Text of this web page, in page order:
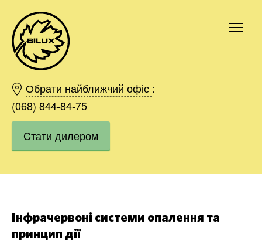
Обрати найближчий офіс :
(068) 844-84-75
Cтати дилером
Інфрачервоні системи опалення та
принцип дії
Київ
Харків
Одесса
Дніпро
Івано-Франківськ
Область
Замовити